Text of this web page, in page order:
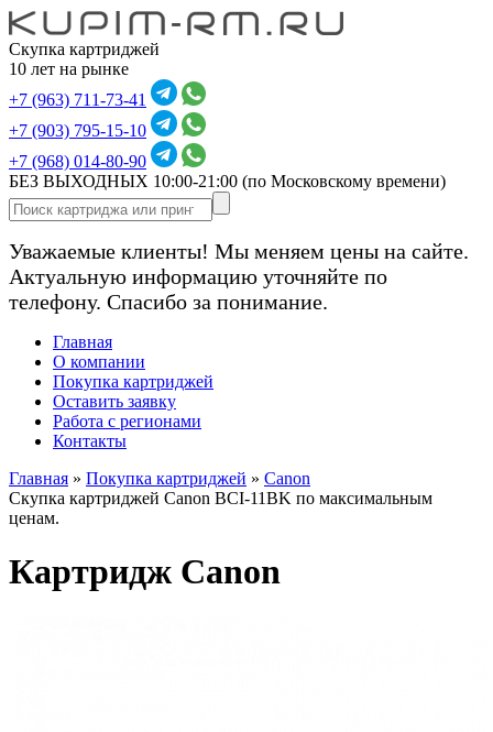
Скупка картриджей
10 лет на рынке
+7 (963) 711-73-41
+7 (903) 795-15-10
+7 (968) 014-80-90
БЕЗ ВЫХОДНЫХ 10:00-21:00 (по Московскому времени)
Уважаемые клиенты! Мы меняем цены на сайте.
Актуальную информацию уточняйте по
телефону. Спасибо за понимание.
Главная
О компании
Покупка картриджей
Оставить заявку
Работа с регионами
Контакты
Главная » Покупка картриджей » Canon
Скупка картриджей Canon BCI-11BK по максимальным
ценам.
Картридж Canon